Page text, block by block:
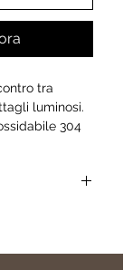
tra
luminosi.
304
una
cuore